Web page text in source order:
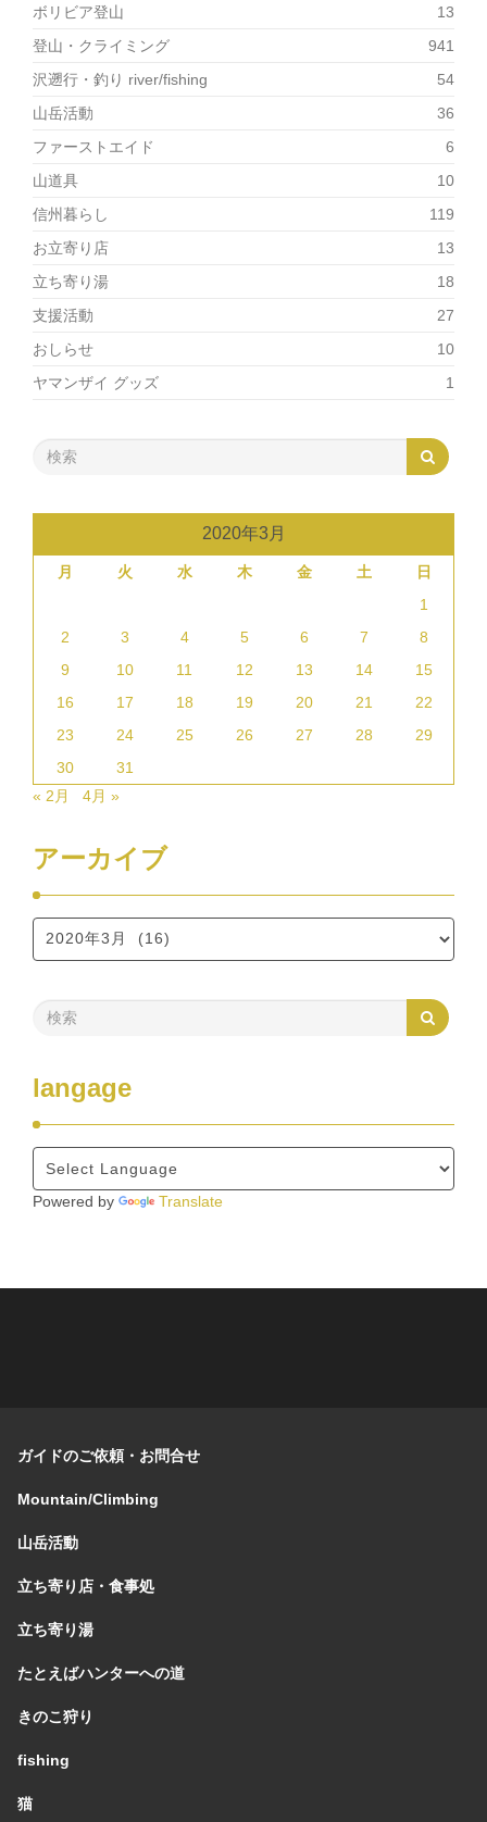
ボリビア登山
13
登山・クライミング
941
沢遡行・釣り river/fishing
54
山岳活動
36
ファーストエイド
6
山道具
10
信州暮らし
119
お立寄り店
13
立ち寄り湯
18
支援活動
27
おしらせ
10
ヤマンザイ グッズ
1
2020年3月
月 火 水 木 金 土
日
1
2
3 4 5 6 7
8
9
10 11 12 13 14
15
16
17 18 19 20 21
22
23
24 25 26 27 28
29
30
31
« 2月
4月 »
アーカイブ
langage
Powered by Translate
ガイドのご依頼・お問合せ
Mountain/Climbing
山岳活動
立ち寄り店・食事処
立ち寄り湯
たとえばハンターへの道
きのこ狩り
fishing
猫